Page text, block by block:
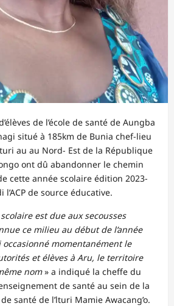
de l’école de santé de Aungba
situé à 185km de Bunia chef-lieu
au au Nord- Est de la République
ont dû abandonner le chemin
cette année scolaire édition 2023-
de source éducative.
est due aux secousses
ce milieu au début de l’année
momentanément le
et élèves à Aru, le territoire
nom» a indiqué la cheffe du
de santé au sein de la
santé de l’lturi Mamie Awacang’o.